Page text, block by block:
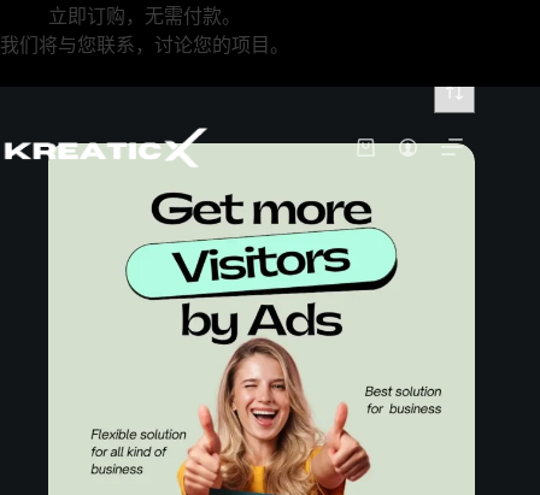
立即订购，无需付款。
我们将与您联系，讨论您的项目。